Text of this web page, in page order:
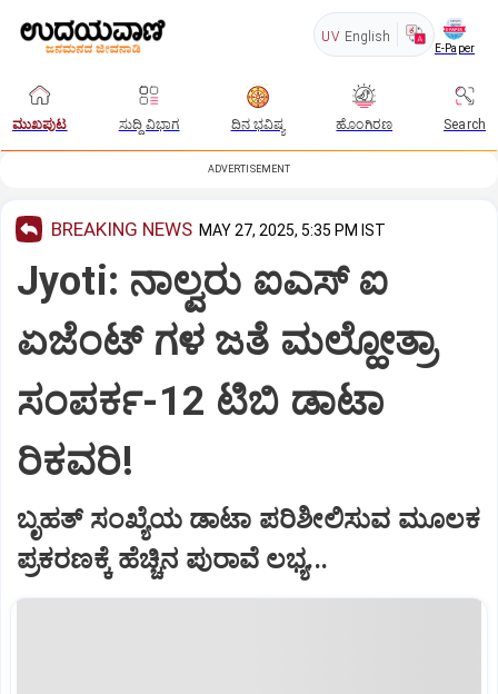
UV English
E-Paper
ಮುಖಪುಟ ಸುದ್ದಿ ವಿಭಾಗ ದಿನ ಭವಿಷ್ಯ ಹೊಂಗಿರಣ Search
ADVERTISEMENT
BREAKING NEWS MAY 27, 2025, 5:35 PM IST
Jyoti: ನಾಲ್ವರು ಐಎಸ್‌ ಐ
ಏಜೆಂಟ್‌ ಗಳ ಜತೆ ಮಲ್ಹೋತ್ರಾ
ಸಂಪರ್ಕ-12 ಟಿಬಿ ಡಾಟಾ
ರಿಕವರಿ!
ಬೃಹತ್‌ ಸಂಖ್ಯೆಯ ಡಾಟಾ ಪರಿಶೀಲಿಸುವ ಮೂಲಕ
ಪ್ರಕರಣಕ್ಕೆ ಹೆಚ್ಚಿನ ಪುರಾವೆ ಲಭ್ಯ...